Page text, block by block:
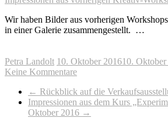
Wir haben Bilder aus vorherigen
in einer Galerie zusammengestellt. …
Petra Landolt 10. Oktober 201610.
Keine Kommentare
← Rückblick auf die
Impressionen aus dem Kurs
Oktober 2016 →